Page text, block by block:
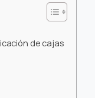
de cajas